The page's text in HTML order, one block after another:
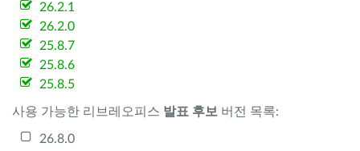
26.2.1
26.2.0
25.8.7
25.8.6
25.8.5
사용 가능한 리브레오피스 발표 후보 버전 목록:
26.8.0